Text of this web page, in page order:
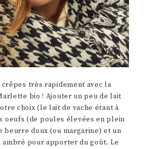
crêpes très rapidement avec la
bio ! Ajouter un peu de lait
choix (le lait de vache étant à
oeufs (de poules élevées en plein
beurre doux (ou margarine) et un
ambré pour apporter du goût. Le